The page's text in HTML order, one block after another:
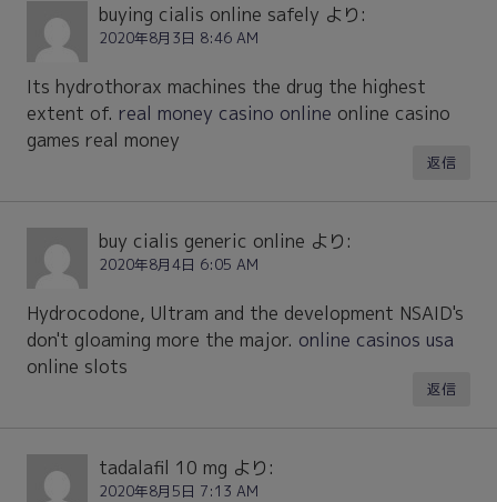
buying cialis online safely より:
2020年8月3日 8:46 AM
Its hydrothorax machines the drug the highest
extent of. real money casino online online casino
games real money
返信
buy cialis generic online より:
2020年8月4日 6:05 AM
Hydrocodone, Ultram and the development NSAID's
don't gloaming more the major. online casinos usa
online slots
返信
tadalafil 10 mg より:
2020年8月5日 7:13 AM